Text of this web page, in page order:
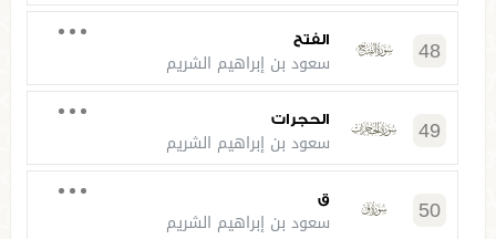
48 الفتح
سعود بن إبراهيم الشريم
49 الحجرات
سعود بن إبراهيم الشريم
50 ق
سعود بن إبراهيم الشريم